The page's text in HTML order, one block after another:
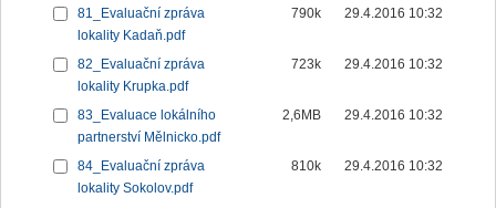
81_Evaluační zpráva
lokality Kadaň.pdf
790k 29.4.2016 10:32
82_Evaluační zpráva
lokality Krupka.pdf
723k 29.4.2016 10:32
83_Evaluace lokálního
partnerství Mělnicko.pdf
2,6MB 29.4.2016 10:32
84_Evaluační zpráva
lokality Sokolov.pdf
810k 29.4.2016 10:32